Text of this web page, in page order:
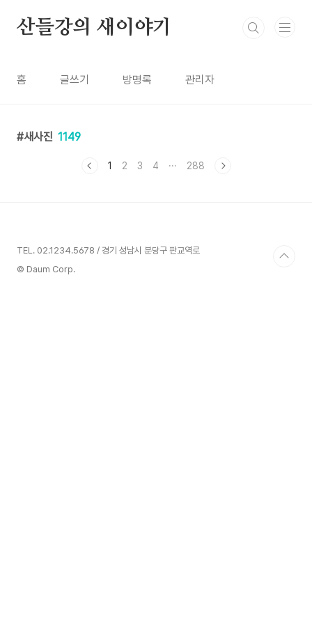
산들강의 새이야기
홈 글쓰기 방명록 관리자
새사진 1149
1 2 3 4 ··· 288
TEL. 02.1234.5678 / 경기 성남시 분당구 판교역로
© Daum Corp.